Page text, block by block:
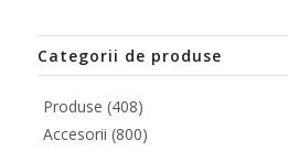
Categorii de produse
Produse (408)
Accesorii (800)